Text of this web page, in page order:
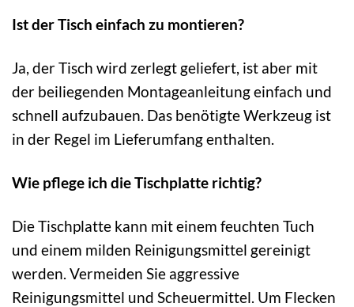
Ist der Tisch einfach zu montieren?
Ja, der Tisch wird zerlegt geliefert, ist aber mit
der beiliegenden Montageanleitung einfach und
schnell aufzubauen. Das benötigte Werkzeug ist
in der Regel im Lieferumfang enthalten.
Wie pflege ich die Tischplatte richtig?
Die Tischplatte kann mit einem feuchten Tuch
und einem milden Reinigungsmittel gereinigt
werden. Vermeiden Sie aggressive
Reinigungsmittel und Scheuermittel. Um Flecken